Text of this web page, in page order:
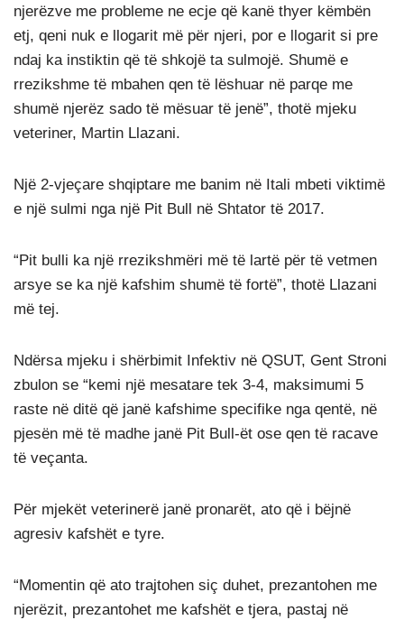
njerëzve me probleme ne ecje që kanë thyer këmbën
etj, qeni nuk e llogarit më për njeri, por e llogarit si pre
ndaj ka instiktin që të shkojë ta sulmojë. Shumë e
rrezikshme të mbahen qen të lëshuar në parqe me
shumë njerëz sado të mësuar të jenë”, thotë mjeku
veteriner, Martin Llazani.
Një 2-vjeçare shqiptare me banim në Itali mbeti viktimë
e një sulmi nga një Pit Bull në Shtator të 2017.
“Pit bulli ka një rrezikshmëri më të lartë për të vetmen
arsye se ka një kafshim shumë të fortë”, thotë Llazani
më tej.
Ndërsa mjeku i shërbimit Infektiv në QSUT, Gent Stroni
zbulon se “kemi një mesatare tek 3-4, maksimumi 5
raste në ditë që janë kafshime specifike nga qentë, në
pjesën më të madhe janë Pit Bull-ët ose qen të racave
të veçanta.
Për mjekët veterinerë janë pronarët, ato që i bëjnë
agresiv kafshët e tyre.
“Momentin që ato trajtohen siç duhet, prezantohen me
njerëzit, prezantohet me kafshët e tjera, pastaj në